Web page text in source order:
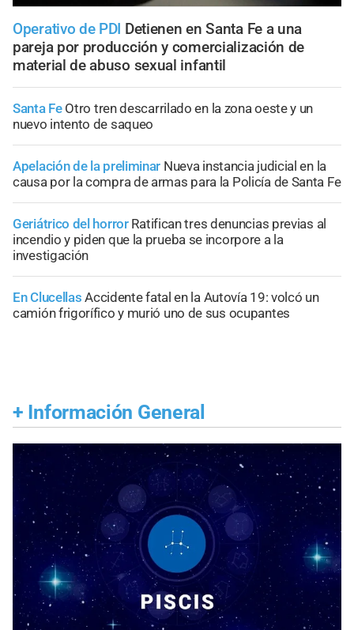
Operativo de PDI Detienen en Santa Fe a una
pareja por producción y comercialización de
material de abuso sexual infantil
Santa Fe Otro tren descarrilado en la zona oeste y un
nuevo intento de saqueo
Apelación de la preliminar Nueva instancia judicial en la
causa por la compra de armas para la Policía de Santa Fe
Geriátrico del horror Ratifican tres denuncias previas al
incendio y piden que la prueba se incorpore a la
investigación
En Clucellas Accidente fatal en la Autovía 19: volcó un
camión frigorífico y murió uno de sus ocupantes
+ Información General